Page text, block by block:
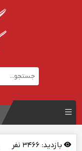
بازدید: نفر